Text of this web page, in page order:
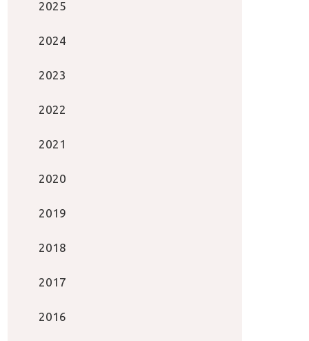
2025
2024
2023
2022
2021
2020
2019
2018
2017
2016